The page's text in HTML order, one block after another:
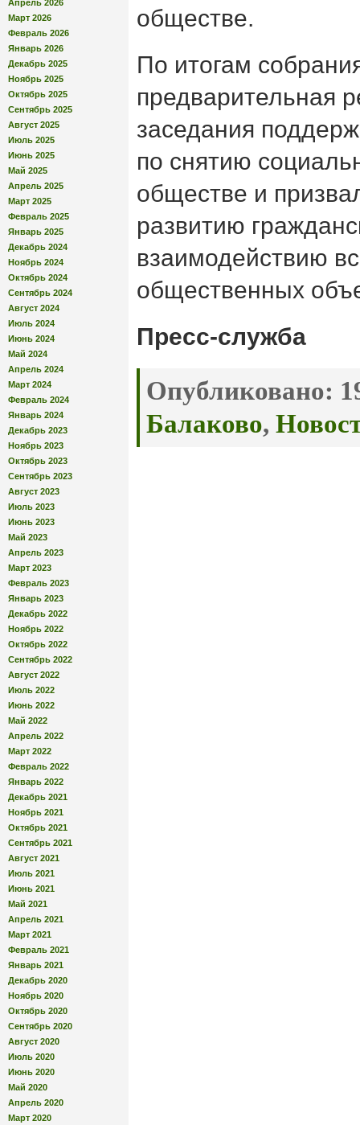
Апрель 2026
Март 2026
Февраль 2026
Январь 2026
Декабрь 2025
Ноябрь 2025
Октябрь 2025
Сентябрь 2025
Август 2025
Июль 2025
Июнь 2025
Май 2025
Апрель 2025
Март 2025
Февраль 2025
Январь 2025
Декабрь 2024
Ноябрь 2024
Октябрь 2024
Сентябрь 2024
Август 2024
Июль 2024
Июнь 2024
Май 2024
Апрель 2024
Март 2024
Февраль 2024
Январь 2024
Декабрь 2023
Ноябрь 2023
Октябрь 2023
Сентябрь 2023
Август 2023
Июль 2023
Июнь 2023
Май 2023
Апрель 2023
Март 2023
Февраль 2023
Январь 2023
Декабрь 2022
Ноябрь 2022
Октябрь 2022
Сентябрь 2022
Август 2022
Июль 2022
Июнь 2022
Май 2022
Апрель 2022
Март 2022
Февраль 2022
Январь 2022
Декабрь 2021
Ноябрь 2021
Октябрь 2021
Сентябрь 2021
Август 2021
Июль 2021
Июнь 2021
Май 2021
Апрель 2021
Март 2021
Февраль 2021
Январь 2021
Декабрь 2020
Ноябрь 2020
Октябрь 2020
Сентябрь 2020
Август 2020
Июль 2020
Июнь 2020
Май 2020
Апрель 2020
Март 2020
обществе.
По итогам
предварительная
заседания
по снятию
обществе и
развитию
взаимодействию
общественных
Пресс-служба
Опубликовано:
Балаково,